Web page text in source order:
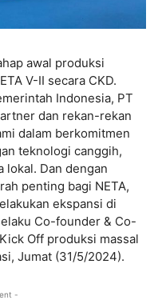
awal produksi
V-II secara CKD.
Indonesia, PT
dan rekan-rekan
dalam berkomitmen
teknologi canggih,
lokal. Dan dengan
penting bagi NETA,
ekspansi di
Co-founder & Co-
Off produksi massal
Jumat (31/5/2024).
-